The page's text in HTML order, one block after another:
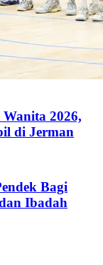
2026,
di Jerman
Bagi
Ibadah